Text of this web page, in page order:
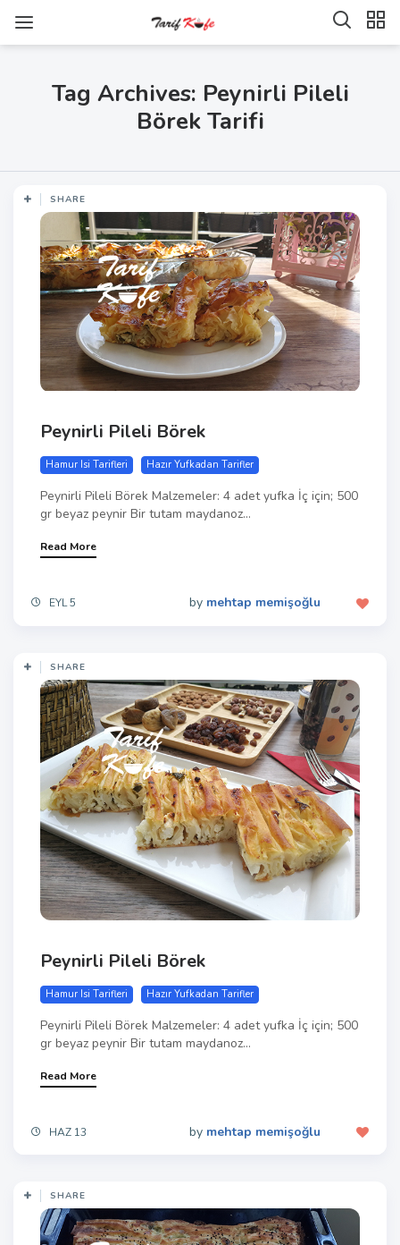
Tag Archives: Peynirli Pileli
Börek Tarifi
SHARE
Peynirli Pileli Börek
Hamur Isi Tarifleri Hazır Yufkadan Tarifler
Peynirli Pileli Börek Malzemeler: 4 adet yufka İç için; 500
gr beyaz peynir Bir tutam maydanoz...
Read More
EYL 5 by mehtap memişoğlu
SHARE
Peynirli Pileli Börek
Hamur Isi Tarifleri Hazır Yufkadan Tarifler
Peynirli Pileli Börek Malzemeler: 4 adet yufka İç için; 500
gr beyaz peynir Bir tutam maydanoz...
Read More
HAZ 13 by mehtap memişoğlu
SHARE